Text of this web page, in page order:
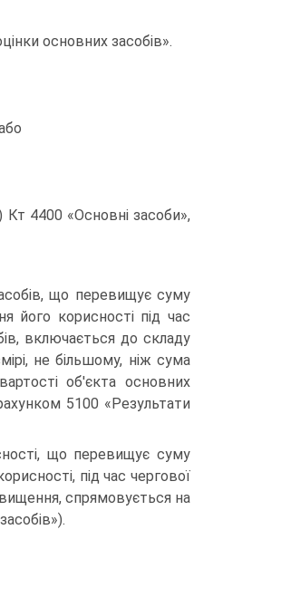
основних засобів».
Кт 4400 «Основні засоби»,
що перевищує суму
його корисності під час
включається до складу
не більшому, ніж сума
об'єкта основних
5100 «Результати
що перевищує суму
під час чергової
спрямовується на